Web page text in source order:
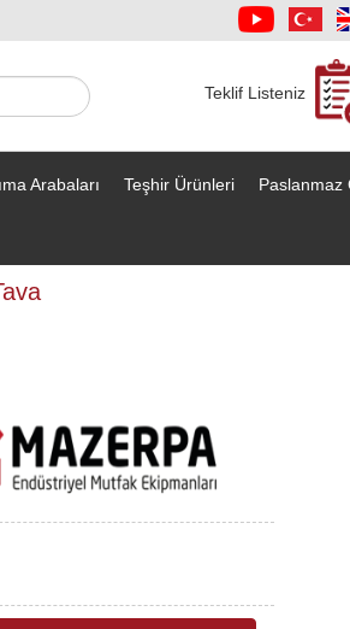
Teklif Listeniz
Arabaları Teşhir Ürünleri Paslanmaz